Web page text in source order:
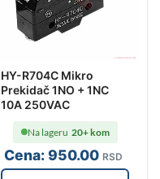
HY-R704C Mikro
Prekidač 1NO + 1NC
10A 250VAC
Cena:950.00 RSD
Na lageru 20+ kom